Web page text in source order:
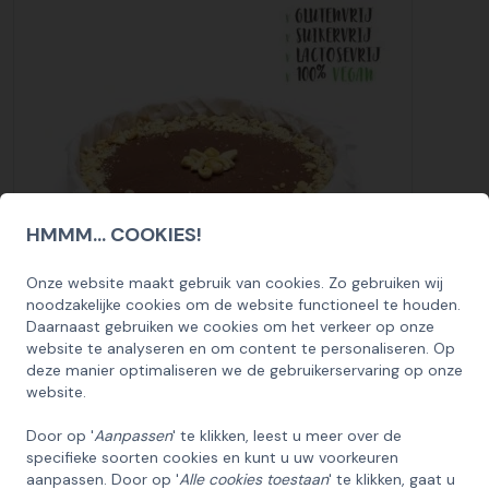
HMMM... COOKIES!
Onze website maakt gebruik van cookies. Zo gebruiken wij
noodzakelijke cookies om de website functioneel te houden.
Daarnaast gebruiken we cookies om het verkeer op onze
website te analyseren en om content te personaliseren. Op
deze manier optimaliseren we de gebruikerservaring op onze
website.
Door op 'Aanpassen' te klikken, leest u meer over de
specifieke soorten cookies en kunt u uw voorkeuren
aanpassen. Door op 'Alle cookies toestaan' te klikken, gaat u
Sticky Peanut taart
30,50
SCHRIJF U IN OP ONZE NIEUWSBRIEF
EN ONTVANG 5% KORTING OP DE
HUISCOLLECTIE KERSTPAKKETTEN
Email
INSCHRIJVEN!